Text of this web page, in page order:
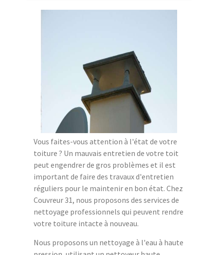
Vous faites-vous attention à l'état de votre
toiture ? Un mauvais entretien de votre toit
peut engendrer de gros problèmes et il est
important de faire des travaux d'entretien
réguliers pour le maintenir en bon état. Chez
Couvreur 31, nous proposons des services de
nettoyage professionnels qui peuvent rendre
votre toiture intacte à nouveau.
Nous proposons un nettoyage à l'eau à haute